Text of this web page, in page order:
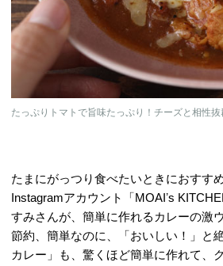
たっぷりトマトで旨味たっぷり！チーズと相性
たまにがっつり食べたいときにおすす
Instagramアカウント「MOAIʼs
すみさんが、簡単に作れるカレーの激
節約、簡単なのに、「おいしい！」と
カレー」も、驚くほど簡単に作れて、